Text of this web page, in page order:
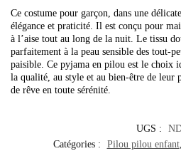
Ce costume pour garçon, dans une
élégance et praticité. Il est conçu pour
à l’aise tout au long de la nuit. Le tissu
parfaitement à la peau sensible des tout-
paisible. Ce pyjama en pilou est le choix
la qualité, au style et au bien-être de leur
de rêve en toute sérénité.
UGS :
Catégories :
Pilou pilou enfant,